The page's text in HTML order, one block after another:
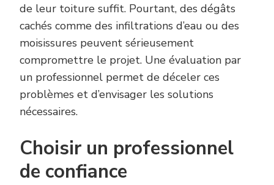
de leur toiture suffit. Pourtant, des dégâts
cachés comme des infiltrations d’eau ou des
moisissures peuvent sérieusement
compromettre le projet. Une évaluation par
un professionnel permet de déceler ces
problèmes et d’envisager les solutions
nécessaires.
Choisir un professionnel
de confiance